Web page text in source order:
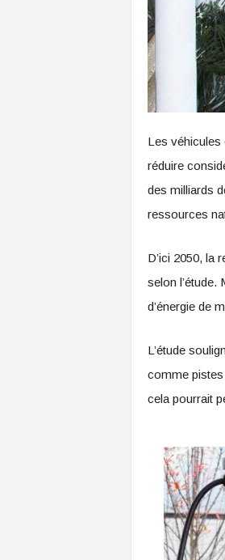
Les véhicules
réduire
des milliards
ressources
D’ici 2050, la
selon l’étude.
d’énergie de
L’étude
comme pistes
cela pourrait